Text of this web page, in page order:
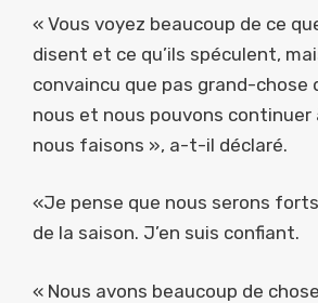
« Vous voyez beaucoup de ce
disent et ce qu’ils spéculent,
convaincu que pas grand-chose
nous et nous pouvons continuer
nous faisons », a-t-il déclaré.
«Je pense que nous serons
de la saison. J’en suis confiant.
« Nous avons beaucoup de